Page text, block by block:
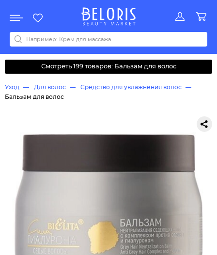
Акции
Все бренды
0-9ABCDEFGHIJKLMNOPQRSTUVWYZАБВДЗИМОКЛНПРСТУФ
Смотреть 199 товаров: Бальзам для волос
Уход Для волос
Средство для увлажнения волос
Бальзам для волос